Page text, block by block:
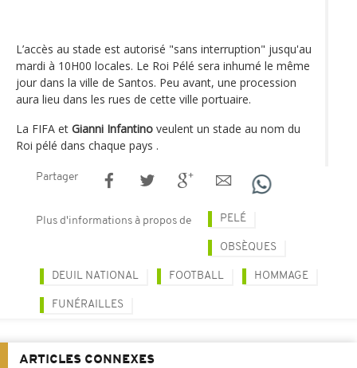
L’accès au stade est autorisé "sans interruption" jusqu'au
mardi à 10H00 locales. Le Roi Pélé sera inhumé le même
jour dans la ville de Santos. Peu avant, une procession
aura lieu dans les rues de cette ville portuaire.
La FIFA et Gianni Infantino veulent un stade au nom du
Roi pélé dans chaque pays .
Partager
Plus d'informations à propos de PELÉ
OBSÈQUES
DEUIL NATIONAL FOOTBALL HOMMAGE
FUNÉRAILLES
ARTICLES CONNEXES